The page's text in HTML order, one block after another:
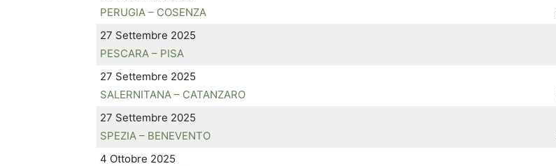
PERUGIA – COSENZA
27 Settembre 2025
PESCARA – PISA
27 Settembre 2025
SALERNITANA – CATANZARO
27 Settembre 2025
SPEZIA – BENEVENTO
4 Ottobre 2025